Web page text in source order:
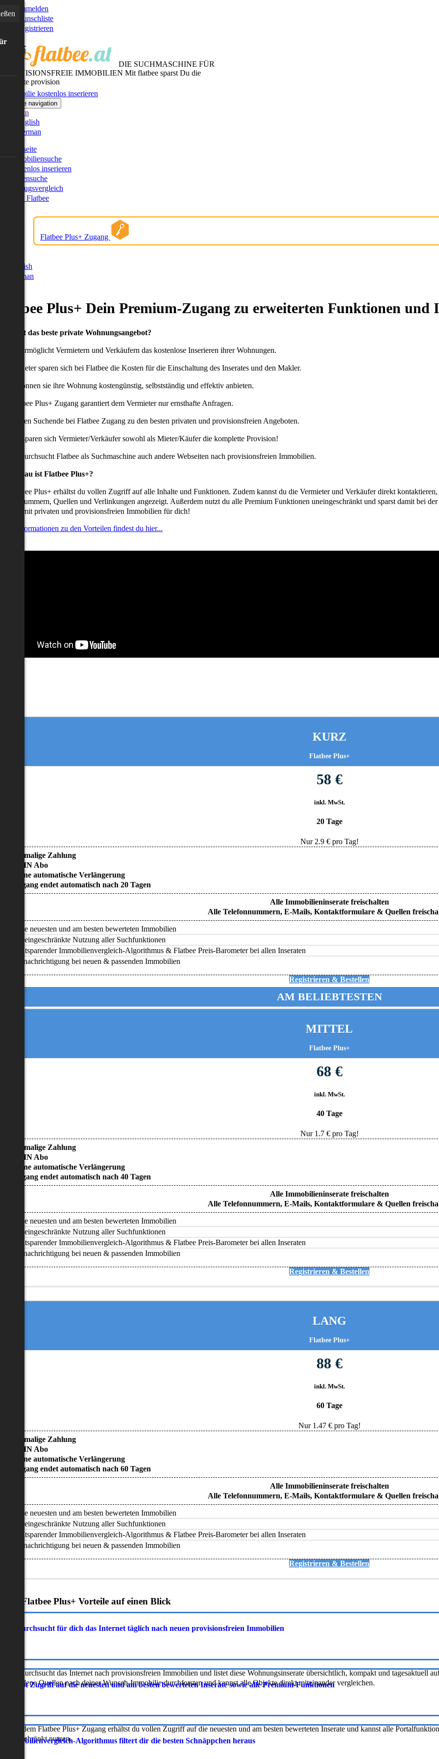
Anmelden
Wunschliste
Registrieren
DIE SUCHMASCHINE FÜR
PROVISIONSFREIE IMMOBILIEN Mit flatbee sparst Du die
gesamte provision
Immobilie kostenlos inserieren
Toggle navigation
German
English
German
Startseite
Immobiliensuche
Kostenlos inserieren
Kartensuche
Umzugsvergleich
Über Flatbee
Flatbee Plus+ Zugang
English
German
Plus+ Dein Premium-Zugang zu erweiterten Funktionen und
willst das beste private Wohnungsangebot?
ermöglicht Vermietern und Verkäufern das kostenlose Inserieren ihrer Wohnungen.
Anbieter sparen sich bei Flatbee die Kosten für die Einschaltung des Inserates und den Makler.
können sie ihre Wohnung kostengünstig, selbstständig und effektiv anbieten.
Flatbee Plus+ Zugang garantiert dem Vermieter nur ernsthafte Anfragen.
erhalten Suchende bei Flatbee Zugang zu den besten privaten und provisionsfreien Angeboten.
uns sparen sich Vermieter/Verkäufer sowohl als Mieter/Käufer die komplette Provision!
durchsucht Flatbee als Suchmaschine auch andere Webseiten nach provisionsfreien Immobilien.
genau ist Flatbee Plus+?
Flatbee Plus+ erhältst du vollen Zugriff auf alle Inhalte und Funktionen. Zudem kannst du die Vermieter und Verkäufer direkt
Quellen und Verlinkungen angezeigt. Außerdem nutzt du alle Premium Funktionen uneingeschränkt und sparst damit bei
mit privaten und provisionsfreien Immobilien für dich!
Informationen zu den Vorteilen findest du hier...
KURZ
Flatbee Plus+
58 €
inkl. MwSt.
20 Tage
Nur 2.9€ pro Tag!
• Einmalige Zahlung
• KEIN Abo
• Keine automatische Verlängerung
• Zugang endet automatisch nach 20 Tagen
Alle Immobilieninserate freischalten
Alle Telefonnummern, E-Mails, Kontaktformulare & Quellen
Alle neuesten und am besten bewerteten Immobilien
Uneingeschränkte Nutzung aller Suchfunktionen
Zeitsparender Immobilienvergleich-Algorithmus & Flatbee Preis-Barometer bei allen Inseraten
Benachrichtigung bei neuen & passenden Immobilien
Registrieren & Bestellen
AM BELIEBTESTEN
MITTEL
Flatbee Plus+
68 €
inkl. MwSt.
40 Tage
Nur 1.7€ pro Tag!
• Einmalige Zahlung
• KEIN Abo
• Keine automatische Verlängerung
• Zugang endet automatisch nach 40 Tagen
Alle Immobilieninserate freischalten
Alle Telefonnummern, E-Mails, Kontaktformulare & Quellen
Alle neuesten und am besten bewerteten Immobilien
Uneingeschränkte Nutzung aller Suchfunktionen
Zeitsparender Immobilienvergleich-Algorithmus & Flatbee Preis-Barometer bei allen Inseraten
Benachrichtigung bei neuen & passenden Immobilien
Registrieren & Bestellen
LANG
Flatbee Plus+
88 €
inkl. MwSt.
60 Tage
Nur 1.47€ pro Tag!
• Einmalige Zahlung
• KEIN Abo
• Keine automatische Verlängerung
• Zugang endet automatisch nach 60 Tagen
Alle Immobilieninserate freischalten
Alle Telefonnummern, E-Mails, Kontaktformulare & Quellen
Alle neuesten und am besten bewerteten Immobilien
Uneingeschränkte Nutzung aller Suchfunktionen
Zeitsparender Immobilienvergleich-Algorithmus & Flatbee Preis-Barometer bei allen Inseraten
Benachrichtigung bei neuen & passenden Immobilien
Registrieren & Bestellen
Flatbee Plus+ Vorteile auf einen Blick
durchsucht für dich das Internet täglich nach neuen provisionsfreien Immobilien
durchsucht das Internet nach provisionsfreien Immobilien und listet diese Wohnungsinserate übersichtlich, kompakt und tagesaktuell
Quellen nach deiner Wunsch-Immobilie durchforsten und kannst alle Objekte direkt miteinander vergleichen.
erhältst Zugriff auf die neuesten und am besten bewerteten Inserate sowie alle Premium-Funktionen
mit dem Flatbee Plus+ Zugang erhältst du vollen Zugriff auf die neuesten und am besten bewerteten Inserate und kannst alle
nutzen.
Immobilienvergleich-Algorithmus filtert dir die besten Schnäppchen heraus